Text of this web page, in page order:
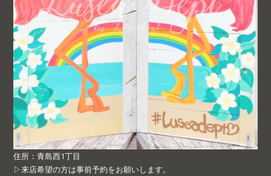
住所：青島西1丁目
▷来店希望の方は事前予約をお願いします。